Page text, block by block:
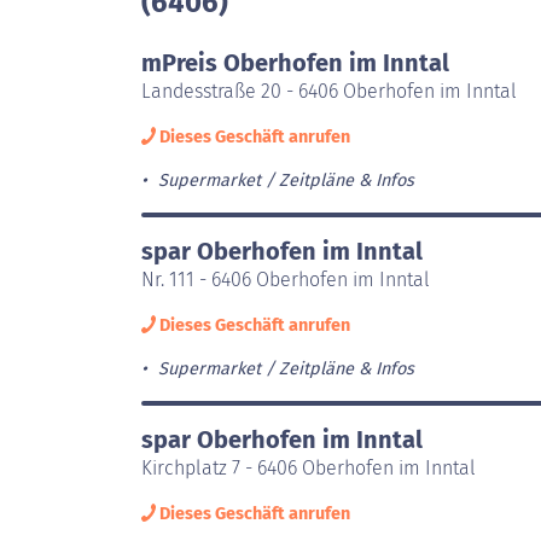
mPreis Oberhofen im Inntal
Landesstraße 20 - 6406 Oberhofen im Inntal
Dieses Geschäft anrufen
Supermarket Zeitpläne & Infos
spar Oberhofen im Inntal
Nr. 111 - 6406 Oberhofen im Inntal
Dieses Geschäft anrufen
Supermarket Zeitpläne & Infos
spar Oberhofen im Inntal
Kirchplatz 7 - 6406 Oberhofen im Inntal
Dieses Geschäft anrufen